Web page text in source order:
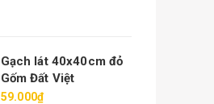
Gạch lát 40x40cm đỏ
Gốm Đất Việt
59.000₫